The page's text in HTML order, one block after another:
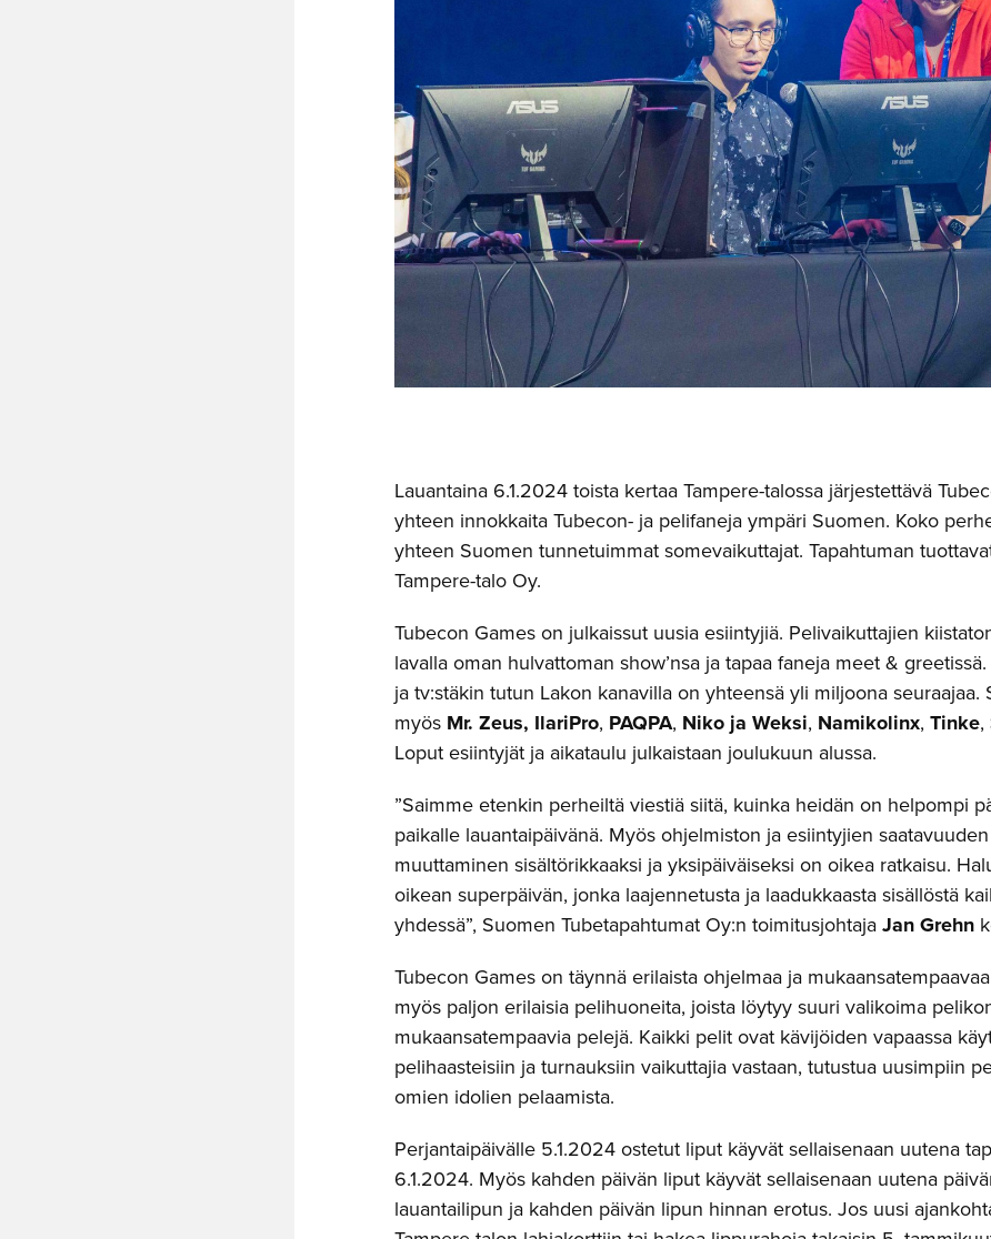
Lauantaina 6.1.2024 toista kertaa Tampere-talossa järjestettävä
yhteen innokkaita Tubecon- ja pelifaneja ympäri Suomen. Koko
yhteen Suomen tunnetuimmat somevaikuttajat. Tapahtuman
Tampere-talo Oy.
Tubecon Games on julkaissut uusia esiintyjiä. Pelivaikuttajien
lavalla oman hulvattoman show’nsa ja tapaa faneja meet &
ja tv:stäkin tutun Lakon kanavilla on yhteensä yli miljoona
myös Mr. Zeus, IlariPro, PAQPA, Niko ja Weksi, Namikolinx, Tinke,
Loput esiintyjät ja aikataulu julkaistaan joulukuun alussa.
”Saimme etenkin perheiltä viestiä siitä, kuinka heidän on helpompi
paikalle lauantaipäivänä. Myös ohjelmiston ja esiintyjien
muuttaminen sisältörikkaaksi ja yksipäiväiseksi on oikea ratkaisu.
oikean superpäivän, jonka laajennetusta ja laadukkaasta sisällöstä
yhdessä”, Suomen Tubetapahtumat Oy:n toimitusjohtajaJan Grehn
Tubecon Games on täynnä erilaista ohjelmaa ja
myös paljon erilaisia pelihuoneita, joista löytyy suuri valikoima
mukaansatempaavia pelejä. Kaikki pelit ovat kävijöiden vapaassa
pelihaasteisiin ja turnauksiin vaikuttajia vastaan, tutustua uusimpiin
omien idolien pelaamista.
Perjantaipäivälle 5.1.2024 ostetut liput käyvät sellaisenaan uutena
6.1.2024. Myös kahden päivän liput käyvät sellaisenaan uutena
lauantailipun ja kahden päivän lipun hinnan erotus. Jos uusi